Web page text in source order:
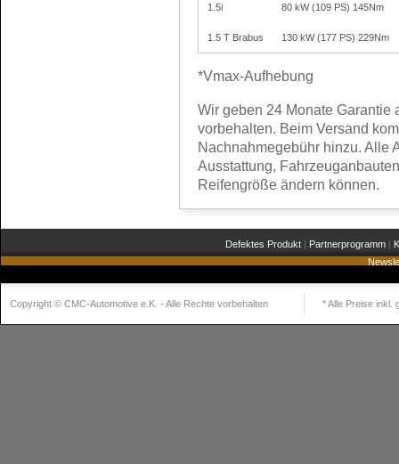
1.5i 80 kW (109 PS) 145Nm
1.5 T Brabus 130 kW (177 PS) 229Nm
*Vmax-Aufhebung
Wir geben 24 Monate Garantie
vorbehalten. Beim Versand
Nachnahmegebühr hinzu. Alle
Ausstattung,
Reifengröße ändern können.
Defektes Produkt Partnerprogramm
Copyright © CMC-Automotive e.K. - Alle Rechte vorbehalten * Alle Preise